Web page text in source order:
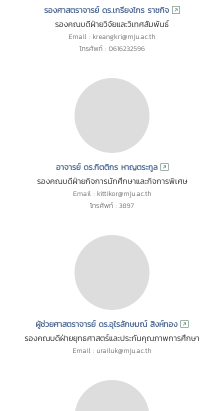
รองศาสตราจารย์ ดร.เกรียงไกร ราชกิจ
รองคณบดีฝ่ายวิจัยและวิเทศสัมพันธ์
Email : kreangkri@mju.ac.th
โทรศัพท์ : 0616232596
อาจารย์ ดร.กิตติกร หาญตระกูล
รองคณบดีฝ่ายกิจการนักศึกษาและกิจการพิเศษ
Email : kittikor@mju.ac.th
โทรศัพท์ : 3897
ผู้ช่วยศาสตราจารย์ ดร.อุไรลักษมณ์ สิงห์ทอง
รองคณบดีฝ่ายยุทธศาสตร์และประกันคุณภาพการศึกษา
Email : urailuk@mju.ac.th